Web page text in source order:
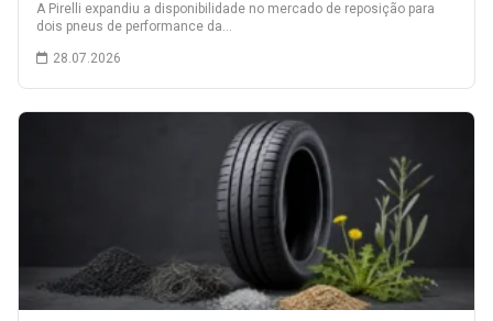
A Pirelli expandiu a disponibilidade no mercado de reposição para
dois pneus de performance da…
28.07.2026